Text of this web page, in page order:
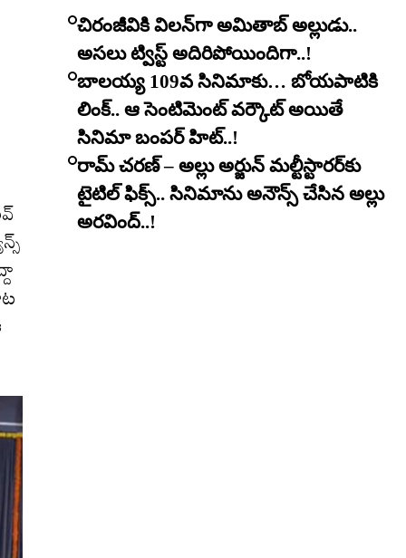
చిరంజీవికి విలన్‌గా అమితాబ్ అల్లుడు..
అసలు ట్విస్ట్ అదిరిపోయిందిగా..!
బాలయ్య 109వ సినిమాకు… బోయపాటికి
లింక్.. ఆ సెంటిమెంట్ వర్కౌట్ అయితే
సినిమా బంపర్ హిట్..!
రామ్ చరణ్ – అల్లు అర్జున్ మల్టీస్టారర్​కు
టైటిల్ ఫిక్స్.. సినిమాను అనౌన్స్ చేసిన అల్లు
అరవింద్..!